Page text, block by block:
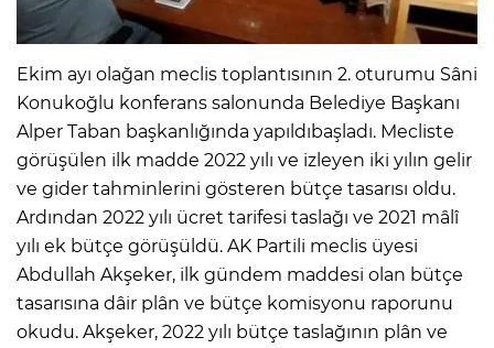
Ekim ayı olağan meclis toplantısının 2. oturumu Sâni
Konukoğlu konferans salonunda Belediye Başkanı
Alper Taban başkanlığında yapıldıbaşladı. Mecliste
görüşülen ilk madde 2022 yılı ve izleyen iki yılın gelir
ve gider tahminlerini gösteren bütçe tasarısı oldu.
Ardından 2022 yılı ücret tarifesi taslağı ve 2021 mâlî
yılı ek bütçe görüşüldü. AK Partili meclis üyesi
Abdullah Akşeker, ilk gündem maddesi olan bütçe
tasarısına dâir plân ve bütçe komisyonu raporunu
okudu. Akşeker, 2022 yılı bütçe taslağının plân ve